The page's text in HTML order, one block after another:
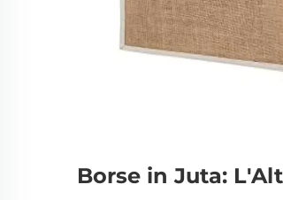
Borse in Juta: